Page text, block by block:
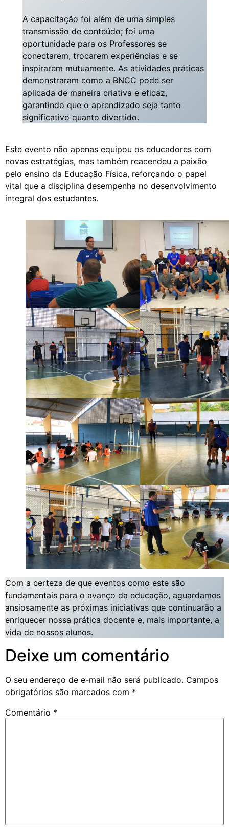
A capacitação foi além de uma simples
transmissão de conteúdo; foi uma
oportunidade para os Professores se
conectarem, trocarem experiências e se
inspirarem mutuamente. As atividades práticas
demonstraram como a BNCC pode ser
aplicada de maneira criativa e eficaz,
garantindo que o aprendizado seja tanto
significativo quanto divertido.
Este evento não apenas equipou os educadores com
novas estratégias, mas também reacendeu a paixão
pelo ensino da Educação Física, reforçando o papel
vital que a disciplina desempenha no desenvolvimento
integral dos estudantes.
Com a certeza de que eventos como este são
fundamentais para o avanço da educação, aguardamos
ansiosamente as próximas iniciativas que continuarão a
enriquecer nossa prática docente e, mais importante, a
vida de nossos alunos.
Deixe um comentário
O seu endereço de e-mail não será publicado. Campos
obrigatórios são marcados com *
Comentário *